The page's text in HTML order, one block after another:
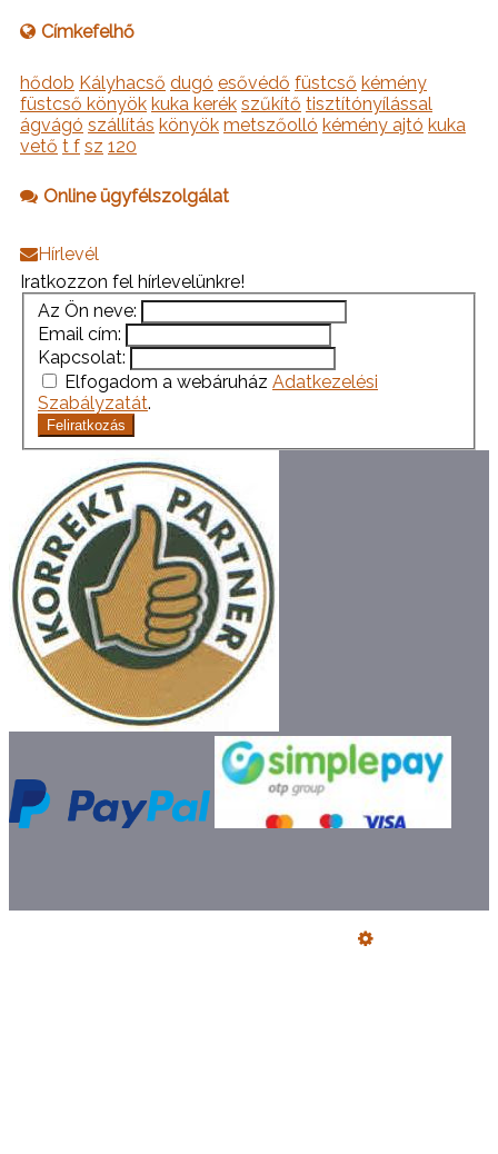
Címkefelhő
hődob Kályhacső dugó esővédő füstcső kémény
füstcső könyök kuka kerék szűkítő tisztítónyílással
ágvágó szállítás könyök metszőolló kémény ajtó kuka
vető t f sz 120
Online ügyfélszolgálat
Hírlevél
Iratkozzon fel hírlevelünkre!
Az Ön neve:
Email cím:
Kapcsolat:
Elfogadom a webáruház Adatkezelési
Szabályzatát.
Feliratkozás